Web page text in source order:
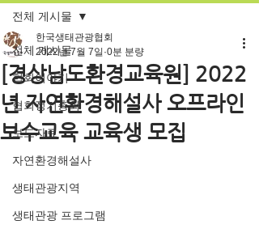
전체 게시물
협회이야기
협회정기총회
보도자료
자연환경해설사
생태관광지역
생태관광 프로그램
전체 게시물
[경상남도환경교육원] 2022
년 자연환경해설사 오프라인
보수교육 교육생 모집
한국생태관광협회
2022년 7월 7일 0분 분량